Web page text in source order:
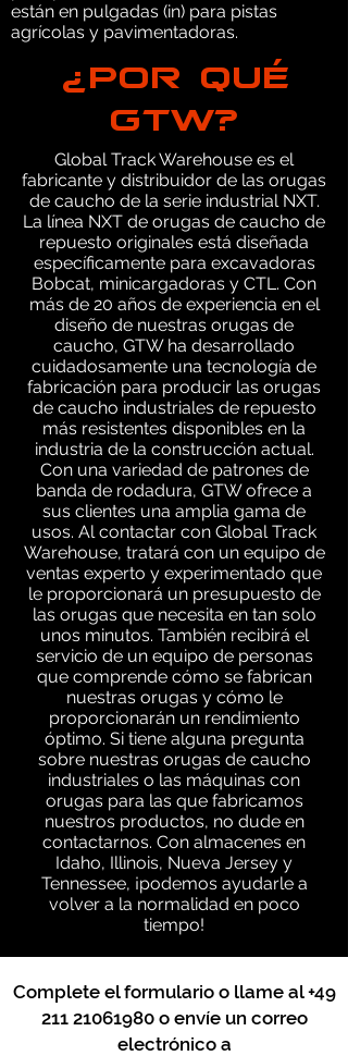
están en pulgadas (in) para pistas
agrícolas y pavimentadoras.
¿POR QUÉ
GTW?
Global Track Warehouse es el
fabricante y distribuidor de las orugas
de caucho de la serie industrial NXT.
La línea NXT de orugas de caucho de
repuesto originales está diseñada
específicamente para excavadoras
Bobcat, minicargadoras y CTL. Con
más de 20 años de experiencia en el
diseño de nuestras orugas de
caucho, GTW ha desarrollado
cuidadosamente una tecnología de
fabricación para producir las orugas
de caucho industriales de repuesto
más resistentes disponibles en la
industria de la construcción actual.
Con una variedad de patrones de
banda de rodadura, GTW ofrece a
sus clientes una amplia gama de
usos. Al contactar con Global Track
Warehouse, tratará con un equipo de
ventas experto y experimentado que
le proporcionará un presupuesto de
las orugas que necesita en tan solo
unos minutos. También recibirá el
servicio de un equipo de personas
que comprende cómo se fabrican
nuestras orugas y cómo le
proporcionarán un rendimiento
óptimo. Si tiene alguna pregunta
sobre nuestras orugas de caucho
industriales o las máquinas con
orugas para las que fabricamos
nuestros productos, no dude en
contactarnos. Con almacenes en
Idaho, Illinois, Nueva Jersey y
Tennessee, ¡podemos ayudarle a
volver a la normalidad en poco
tiempo!
Complete el formulario o llame al+49
211 21061980o envíe un correo
electrónico a